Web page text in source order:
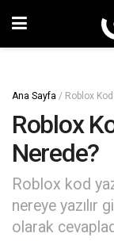
Ana Sayfa / Roblox
Roblox
Nerede?
Roblox kod
nereye yazılır
olarak